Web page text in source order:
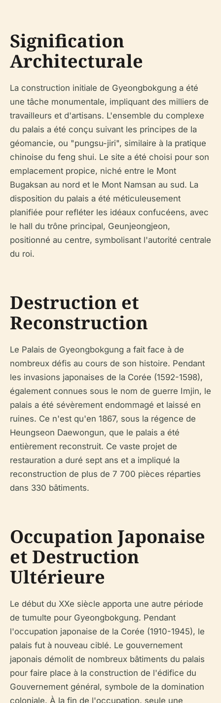
Signification
Architecturale
La construction initiale de Gyeongbokgung a été
une tâche monumentale, impliquant des milliers de
travailleurs et d'artisans. L'ensemble du complexe
du palais a été conçu suivant les principes de la
géomancie, ou "pungsu-jiri", similaire à la pratique
chinoise du feng shui. Le site a été choisi pour son
emplacement propice, niché entre le Mont
Bugaksan au nord et le Mont Namsan au sud. La
disposition du palais a été méticuleusement
planifiée pour refléter les idéaux confucéens, avec
le hall du trône principal, Geunjeongjeon,
positionné au centre, symbolisant l'autorité centrale
du roi.
Destruction et
Reconstruction
Le Palais de Gyeongbokgung a fait face à de
nombreux défis au cours de son histoire. Pendant
les invasions japonaises de la Corée (1592-1598),
également connues sous le nom de guerre Imjin, le
palais a été sévèrement endommagé et laissé en
ruines. Ce n'est qu'en 1867, sous la régence de
Heungseon Daewongun, que le palais a été
entièrement reconstruit. Ce vaste projet de
restauration a duré sept ans et a impliqué la
reconstruction de plus de 7 700 pièces réparties
dans 330 bâtiments.
Occupation Japonaise
et Destruction
Ultérieure
Le début du XXe siècle apporta une autre période
de tumulte pour Gyeongbokgung. Pendant
l'occupation japonaise de la Corée (1910-1945), le
palais fut à nouveau ciblé. Le gouvernement
japonais démolit de nombreux bâtiments du palais
pour faire place à la construction de l'édifice du
Gouvernement général, symbole de la domination
coloniale. À la fin de l'occupation, seule une